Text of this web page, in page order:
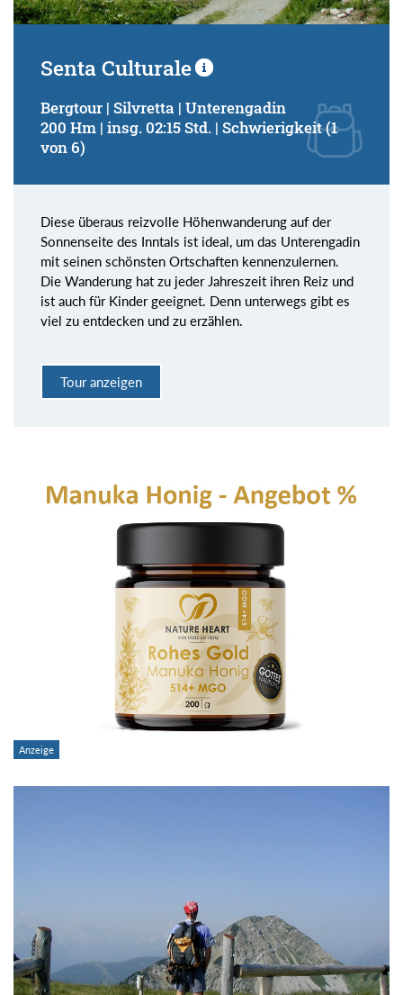
Senta Culturale
Bergtour | Silvretta | Unterengadin
200 Hm | insg. 02:15 Std. | Schwierigkeit (1
von 6)
Diese überaus reizvolle Höhenwanderung auf der
Sonnenseite des Inntals ist ideal, um das Unterengadin
mit seinen schönsten Ortschaften kennenzulernen.
Die Wanderung hat zu jeder Jahreszeit ihren Reiz und
ist auch für Kinder geeignet. Denn unterwegs gibt es
viel zu entdecken und zu erzählen.
Tour anzeigen